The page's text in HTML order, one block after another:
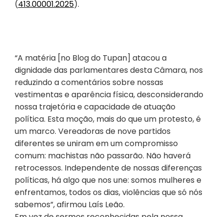
(413.00001.2025).
“A matéria [no Blog do Tupan] atacou a
dignidade das parlamentares desta Câmara, nos
reduzindo a comentários sobre nossas
vestimentas e aparência física, desconsiderando
nossa trajetória e capacidade de atuação
política. Esta moção, mais do que um protesto, é
um marco. Vereadoras de nove partidos
diferentes se uniram em um compromisso
comum: machistas não passarão. Não haverá
retrocessos. Independente de nossas diferenças
políticas, há algo que nos une: somos mulheres e
enfrentamos, todos os dias, violências que só nós
sabemos”, afirmou Laís Leão.